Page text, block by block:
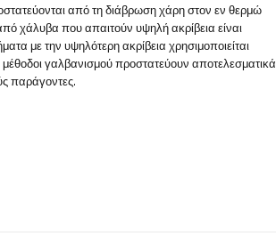
από τη διάβρωση χάρη στον εν θερμώ
χάλυβα που απαιτούν υψηλή ακρίβεια είναι
με την υψηλότερη ακρίβεια χρησιμοποιείται
γαλβανισμού προστατεύουν αποτελεσματικά
παράγοντες.